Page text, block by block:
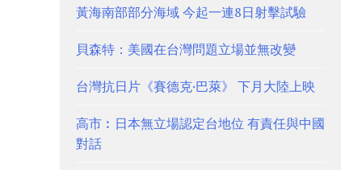
黃海南部部分海域 今起一連8日射擊試驗
貝森特：美國在台灣問題立場並無改變
台灣抗日片《賽德克·巴萊》 下月大陸上映
高市︰日本無立場認定台地位 有責任與中國
對話